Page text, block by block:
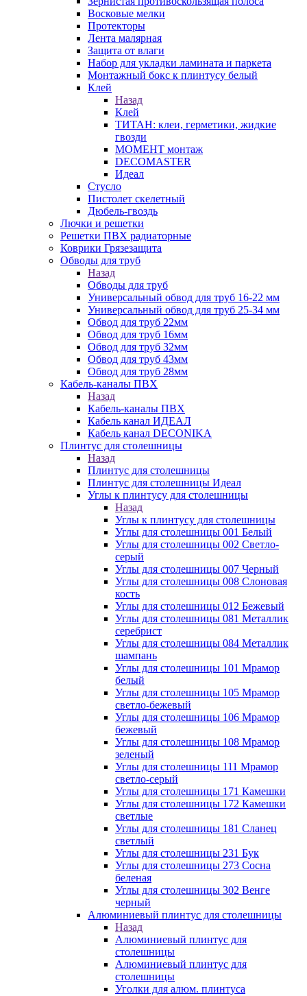
Восковые мелки
Протекторы
Лента малярная
Защита от влаги
Набор для укладки ламината и паркета
Монтажный бокс к плинтусу белый
Клей
Назад
Клей
ТИТАН: клеи, герметики, жидкие
гвозди
МОМЕНТ монтаж
DECOMASTER
Идеал
Стусло
Пистолет скелетный
Дюбель-гвоздь
Лючки и решетки
Решетки ПВХ радиаторные
Коврики Грязезащита
Обводы для труб
Назад
Обводы для труб
Универсальный обвод для труб 16-22 мм
Универсальный обвод для труб 25-34 мм
Обвод для труб 22мм
Обвод для труб 16мм
Обвод для труб 32мм
Обвод для труб 43мм
Обвод для труб 28мм
Кабель-каналы ПВХ
Назад
Кабель-каналы ПВХ
Кабель канал ИДЕАЛ
Кабель канал DECONIKA
Плинтус для столешницы
Назад
Плинтус для столешницы
Плинтус для столешницы Идеал
Углы к плинтусу для столешницы
Назад
Углы к плинтусу для столешницы
Углы для столешницы 001 Белый
Углы для столешницы 002 Светло-
серый
Углы для столешницы 007 Черный
Углы для столешницы 008 Слоновая
кость
Углы для столешницы 012 Бежевый
Углы для столешницы 081 Металлик
серебрист
Углы для столешницы 084 Металлик
шампань
Углы для столешницы 101 Мрамор
белый
Углы для столешницы 105 Мрамор
светло-бежевый
Углы для столешницы 106 Мрамор
бежевый
Углы для столешницы 108 Мрамор
зеленый
Углы для столешницы 111 Мрамор
светло-серый
Углы для столешницы 171 Камешки
Углы для столешницы 172 Камешки
светлые
Углы для столешницы 181 Сланец
светлый
Углы для столешницы 231 Бук
Углы для столешницы 273 Сосна
беленая
Углы для столешницы 302 Венге
черный
Алюминиевый плинтус для столешницы
Назад
Алюминиевый плинтус для
столешницы
Алюминиевый плинтус для
столешницы
Уголки для алюм. плинтуса